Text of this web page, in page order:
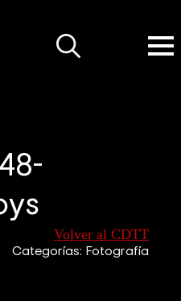
Volver al CDTT
Categorías: Fotografía